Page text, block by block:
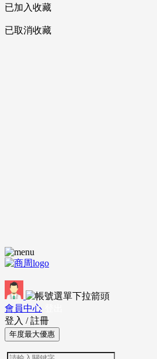
已加入收藏
已取消收藏
會員中心
登入 / 註冊
年度最大優惠